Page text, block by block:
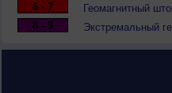
6 - 7
Геомагнитный
8 - 9
Экстремальный